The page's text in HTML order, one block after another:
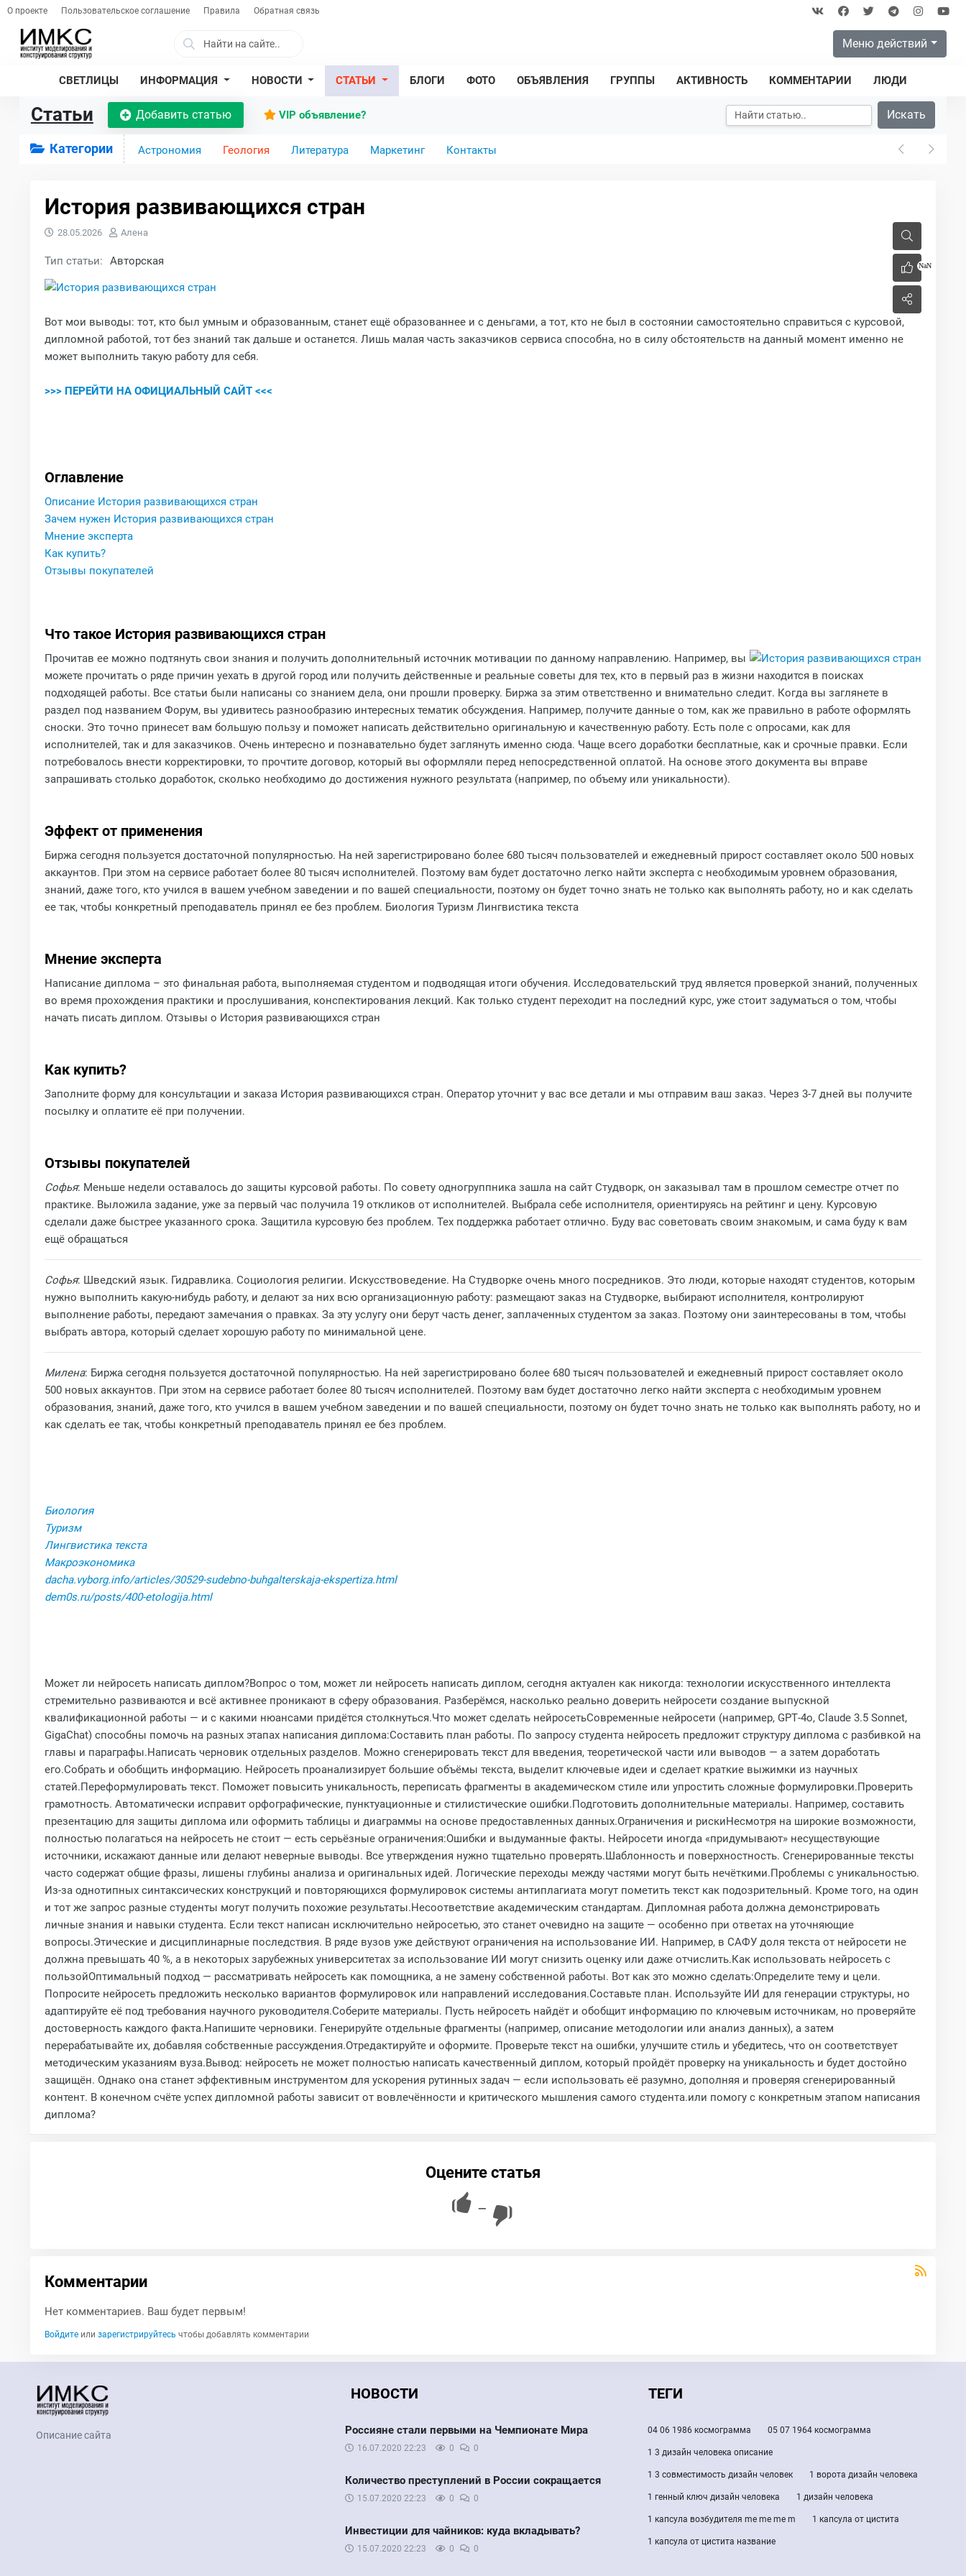
О проекте Пользовательское соглашение Правила Обратная связь
Меню действий
СВЕТЛИЦЫ ИНФОРМАЦИЯ НОВОСТИ СТАТЬИ БЛОГИ ФОТО ОБЪЯВЛЕНИЯ ГРУППЫ АКТИВНОСТЬ КОММЕНТАРИИ ЛЮДИ
Статьи Добавить статью VIP объявление? Искать
Категории Астрономия Геология Литература Маркетинг Контакты
История развивающихся стран
NaN
28.05.2026 Алена
Тип статьи: Авторская
Вот мои выводы: тот, кто был умным и образованным, станет ещё образованнее и с деньгами, а тот, кто не был в состоянии самостоятельно справиться с курсовой,
дипломной работой, тот без знаний так дальше и останется. Лишь малая часть заказчиков сервиса способна, но в силу обстоятельств на данный момент именно не
может выполнить такую работу для себя.
>>> ПЕРЕЙТИ НА ОФИЦИАЛЬНЫЙ САЙТ <<<
Оглавление
Описание История развивающихся стран
Зачем нужен История развивающихся стран
Мнение эксперта
Как купить?
Отзывы покупателей
Что такое История развивающихся стран
Прочитав ее можно подтянуть свои знания и получить дополнительный источник мотивации по данному направлению. Например, вы
можете прочитать о ряде причин уехать в другой город или получить действенные и реальные советы для тех, кто в первый раз в жизни находится в поисках
подходящей работы. Все статьи были написаны со знанием дела, они прошли проверку. Биржа за этим ответственно и внимательно следит. Когда вы заглянете в
раздел под названием Форум, вы удивитесь разнообразию интересных тематик обсуждения. Например, получите данные о том, как же правильно в работе оформлять
сноски. Это точно принесет вам большую пользу и поможет написать действительно оригинальную и качественную работу. Есть поле с опросами, как для
исполнителей, так и для заказчиков. Очень интересно и познавательно будет заглянуть именно сюда. Чаще всего доработки бесплатные, как и срочные правки. Если
потребовалось внести корректировки, то прочтите договор, который вы оформляли перед непосредственной оплатой. На основе этого документа вы вправе
запрашивать столько доработок, сколько необходимо до достижения нужного результата (например, по объему или уникальности).
Эффект от применения
Биржа сегодня пользуется достаточной популярностью. На ней зарегистрировано более 680 тысяч пользователей и ежедневный прирост составляет около 500 новых
аккаунтов. При этом на сервисе работает более 80 тысяч исполнителей. Поэтому вам будет достаточно легко найти эксперта с необходимым уровнем образования,
знаний, даже того, кто учился в вашем учебном заведении и по вашей специальности, поэтому он будет точно знать не только как выполнять работу, но и как сделать
ее так, чтобы конкретный преподаватель принял ее без проблем. Биология Туризм Лингвистика текста
Мнение эксперта
Написание диплома – это финальная работа, выполняемая студентом и подводящая итоги обучения. Исследовательский труд является проверкой знаний, полученных
во время прохождения практики и прослушивания, конспектирования лекций. Как только студент переходит на последний курс, уже стоит задуматься о том, чтобы
начать писать диплом. Отзывы о История развивающихся стран
Как купить?
Заполните форму для консультации и заказа История развивающихся стран. Оператор уточнит у вас все детали и мы отправим ваш заказ. Через 3-7 дней вы получите
посылку и оплатите её при получении.
Отзывы покупателей
Софья: Меньше недели оставалось до защиты курсовой работы. По совету одногруппника зашла на сайт Студворк, он заказывал там в прошлом семестре отчет по
практике. Выложила задание, уже за первый час получила 19 откликов от исполнителей. Выбрала себе исполнителя, ориентируясь на рейтинг и цену. Курсовую
сделали даже быстрее указанного срока. Защитила курсовую без проблем. Тех поддержка работает отлично. Буду вас советовать своим знакомым, и сама буду к вам
ещё обращаться
Софья: Шведский язык. Гидравлика. Социология религии. Искусствоведение. На Студворке очень много посредников. Это люди, которые находят студентов, которым
нужно выполнить какую-нибудь работу, и делают за них всю организационную работу: размещают заказ на Студворке, выбирают исполнителя, контролируют
выполнение работы, передают замечания о правках. За эту услугу они берут часть денег, заплаченных студентом за заказ. Поэтому они заинтересованы в том, чтобы
выбрать автора, который сделает хорошую работу по минимальной цене.
Милена: Биржа сегодня пользуется достаточной популярностью. На ней зарегистрировано более 680 тысяч пользователей и ежедневный прирост составляет около
500 новых аккаунтов. При этом на сервисе работает более 80 тысяч исполнителей. Поэтому вам будет достаточно легко найти эксперта с необходимым уровнем
образования, знаний, даже того, кто учился в вашем учебном заведении и по вашей специальности, поэтому он будет точно знать не только как выполнять работу, но и
как сделать ее так, чтобы конкретный преподаватель принял ее без проблем.
Биология
Туризм
Лингвистика текста
Макроэкономика
dacha.vyborg.info/articles/30529-sudebno-buhgalterskaja-ekspertiza.html
dem0s.ru/posts/400-etologija.html
Может ли нейросеть написать диплом?Вопрос о том, может ли нейросеть написать диплом, сегодня актуален как никогда: технологии искусственного интеллекта
стремительно развиваются и всё активнее проникают в сферу образования. Разберёмся, насколько реально доверить нейросети создание выпускной
квалификационной работы — и с какими нюансами придётся столкнуться.Что может сделать нейросетьСовременные нейросети (например, GPT‑4o, Claude 3.5 Sonnet,
GigaChat) способны помочь на разных этапах написания диплома:Составить план работы. По запросу студента нейросеть предложит структуру диплома с разбивкой на
главы и параграфы.Написать черновик отдельных разделов. Можно сгенерировать текст для введения, теоретической части или выводов — а затем доработать
его.Собрать и обобщить информацию. Нейросеть проанализирует большие объёмы текста, выделит ключевые идеи и сделает краткие выжимки из научных
статей.Переформулировать текст. Поможет повысить уникальность, переписать фрагменты в академическом стиле или упростить сложные формулировки.Проверить
грамотность. Автоматически исправит орфографические, пунктуационные и стилистические ошибки.Подготовить дополнительные материалы. Например, составить
презентацию для защиты диплома или оформить таблицы и диаграммы на основе предоставленных данных.Ограничения и рискиНесмотря на широкие возможности,
полностью полагаться на нейросеть не стоит — есть серьёзные ограничения:Ошибки и выдуманные факты. Нейросети иногда «придумывают» несуществующие
источники, искажают данные или делают неверные выводы. Все утверждения нужно тщательно проверять.Шаблонность и поверхностность. Сгенерированные тексты
часто содержат общие фразы, лишены глубины анализа и оригинальных идей. Логические переходы между частями могут быть нечёткими.Проблемы с уникальностью.
Из‑за однотипных синтаксических конструкций и повторяющихся формулировок системы антиплагиата могут пометить текст как подозрительный. Кроме того, на один
и тот же запрос разные студенты могут получить похожие результаты.Несоответствие академическим стандартам. Дипломная работа должна демонстрировать
личные знания и навыки студента. Если текст написан исключительно нейросетью, это станет очевидно на защите — особенно при ответах на уточняющие
вопросы.Этические и дисциплинарные последствия. В ряде вузов уже действуют ограничения на использование ИИ. Например, в САФУ доля текста от нейросети не
должна превышать 40 %, а в некоторых зарубежных университетах за использование ИИ могут снизить оценку или даже отчислить.Как использовать нейросеть с
пользойОптимальный подход — рассматривать нейросеть как помощника, а не замену собственной работы. Вот как это можно сделать:Определите тему и цели.
Попросите нейросеть предложить несколько вариантов формулировок или направлений исследования.Составьте план. Используйте ИИ для генерации структуры, но
адаптируйте её под требования научного руководителя.Соберите материалы. Пусть нейросеть найдёт и обобщит информацию по ключевым источникам, но проверяйте
достоверность каждого факта.Напишите черновики. Генерируйте отдельные фрагменты (например, описание методологии или анализ данных), а затем
перерабатывайте их, добавляя собственные рассуждения.Отредактируйте и оформите. Проверьте текст на ошибки, улучшите стиль и убедитесь, что он соответствует
методическим указаниям вуза.Вывод: нейросеть не может полностью написать качественный диплом, который пройдёт проверку на уникальность и будет достойно
защищён. Однако она станет эффективным инструментом для ускорения рутинных задач — если использовать её разумно, дополняя и проверяя сгенерированный
контент. В конечном счёте успех дипломной работы зависит от вовлечённости и критического мышления самого студента.или помогу с конкретным этапом написания
диплома?
Оцените статья
—
Комментарии
Нет комментариев. Ваш будет первым!
Войдитеили зарегистрируйтесь чтобы добавлять комментарии
Описание сайта
НОВОСТИ
Россияне стали первыми на Чемпионате Мира
16.07.2020 22:23 0 0
Количество преступлений в России сокращается
15.07.2020 22:23 0 0
Инвестиции для чайников: куда вкладывать?
15.07.2020 22:23 0 0
ТЕГИ
04 06 1986 космограмма 05 07 1964 космограмма
1 3 дизайн человека описание
1 3 совместимость дизайн человек 1 ворота дизайн человека
1 генный ключ дизайн человека 1 дизайн человека
1 капсула возбудителя me me me m 1 капсула от цистита
1 капсула от цистита название